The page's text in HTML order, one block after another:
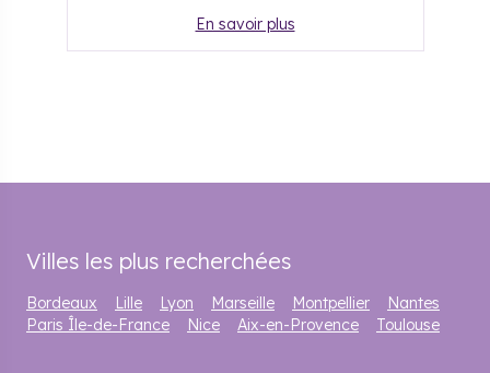
En savoir plus
Villes les plus recherchées
Bordeaux Lille Lyon Marseille Montpellier
Nantes
Paris Île-de-France
Nice Aix-en-Provence Toulouse